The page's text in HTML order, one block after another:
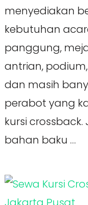
menyediakan
kebutuhan
panggung,
antrian,
dan masih
perabot yang
kursi
bahan baku …